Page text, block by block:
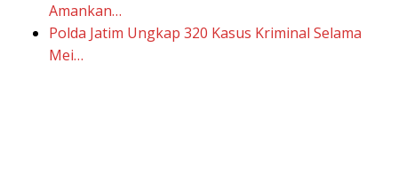
Amankan…
Polda Jatim Ungkap 320 Kasus Kriminal Selama
Mei…